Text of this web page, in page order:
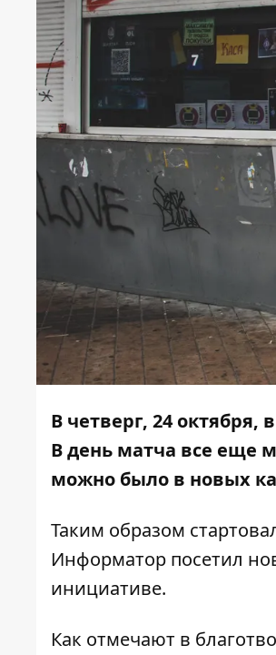
В четверг, 24
В день матча все еще
можно было в новых
Таким образом
Информатор посетил
инициативе.
Как отмечают в